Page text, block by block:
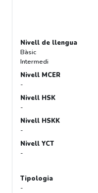
Nivell de llengua
Bàsic
Intermedi
Nivell MCER
-
Nivell HSK
-
Nivell HSKK
-
Nivell YCT
-
Tipologia
-